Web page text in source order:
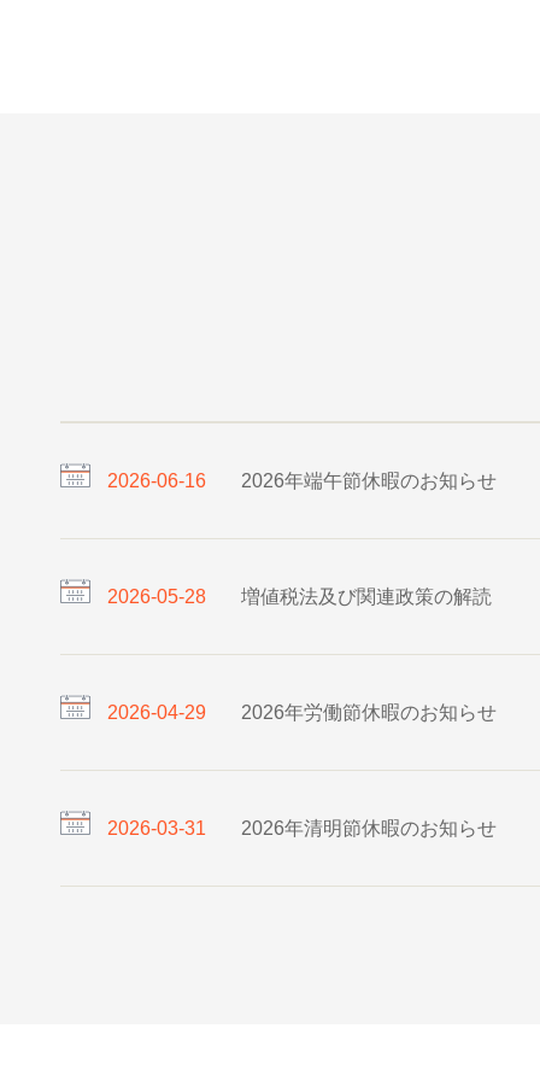
2026-06-16 2026年端午節休暇のお知らせ
2026-05-28 増値税法及び関連政策の解読
2026-04-29 2026年労働節休暇のお知らせ
2026-03-31 2026年清明節休暇のお知らせ